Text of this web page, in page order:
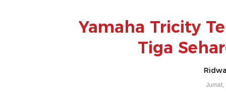
Yamaha Tricity
Tiga
Jumat,